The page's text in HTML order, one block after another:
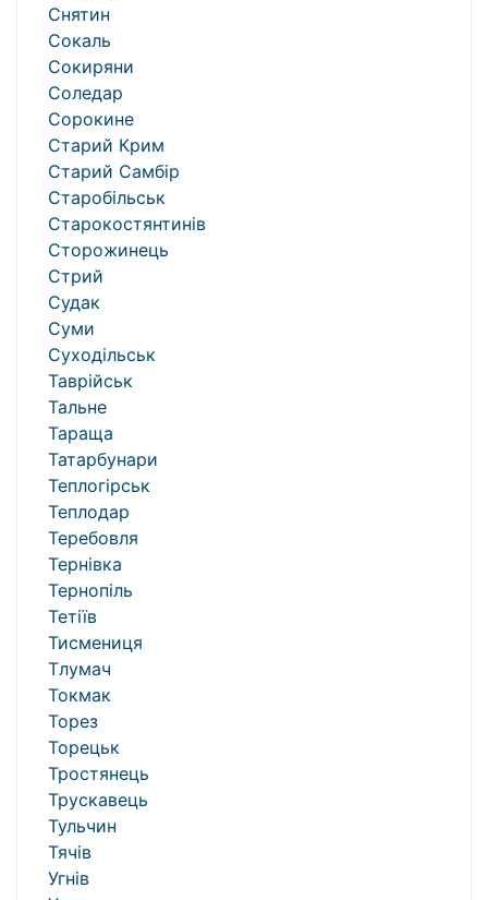
Снятин
Сокаль
Сокиряни
Соледар
Сорокине
Старий Крим
Старий Самбір
Старобільськ
Старокостянтинів
Сторожинець
Стрий
Судак
Суми
Суходільськ
Таврійськ
Тальне
Тараща
Татарбунари
Теплогірськ
Теплодар
Теребовля
Тернівка
Тернопіль
Тетіїв
Тисмениця
Тлумач
Токмак
Торез
Торецьк
Тростянець
Трускавець
Тульчин
Тячів
Угнів